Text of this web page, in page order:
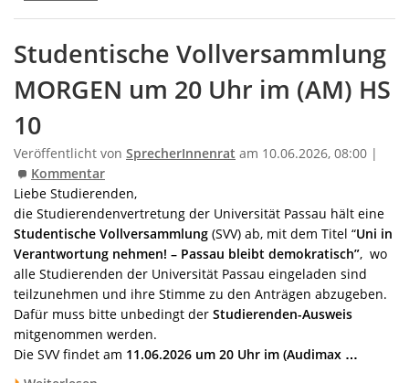
Studentische Vollversammlung
MORGEN um 20 Uhr im (AM) HS
10
Veröffentlicht von SprecherInnenrat am 10.06.2026, 08:00 |
Kommentar
Liebe Studierenden,
die Studierendenvertretung der Universität Passau hält eine
Studentische Vollversammlung (SVV) ab, mit dem Titel “Uni in
Verantwortung nehmen! – Passau bleibt demokratisch”, wo
alle Studierenden der Universität Passau eingeladen sind
teilzunehmen und ihre Stimme zu den Anträgen abzugeben.
Dafür muss bitte unbedingt der Studierenden-Ausweis
mitgenommen werden.
Die SVV findet am 11.06.2026 um 20 Uhr im (Audimax …